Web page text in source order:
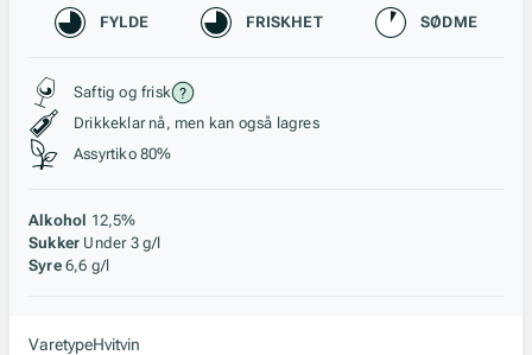
Karakteristikk
FYLDE FRISKHET SØDME
Stil, lagring og råstoff
Saftig og frisk
Drikkeklar nå, men kan også lagres
Assyrtiko 80%
Alkohol 12,5%
Sukker Under 3 g/l
Syre 6,6 g/l
VaretypeHvitvin